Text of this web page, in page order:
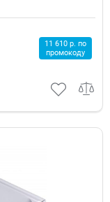
11 610 р. по
промокоду